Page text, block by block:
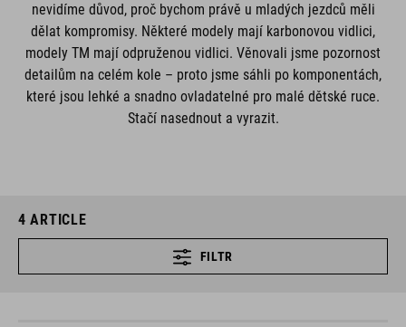
nevidíme důvod, proč bychom právě u mladých jezdců měli
dělat kompromisy. Některé modely mají karbonovou vidlici,
modely TM mají odpruženou vidlici. Věnovali jsme pozornost
detailům na celém kole – proto jsme sáhli po komponentách,
které jsou lehké a snadno ovladatelné pro malé dětské ruce.
Stačí nasednout a vyrazit.
4 ARTICLE
FILTR